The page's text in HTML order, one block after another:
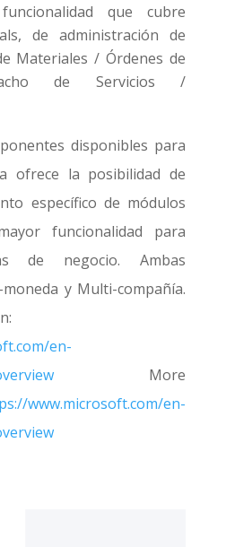
que cubre
de administración de
Materiales / Órdenes de
de Servicios /
disponibles para
ofrece la posibilidad de
específico de módulos
funcionalidad para
de negocio. Ambas
y Multi-compañía.
en-
More
www.microsoft.com/en-